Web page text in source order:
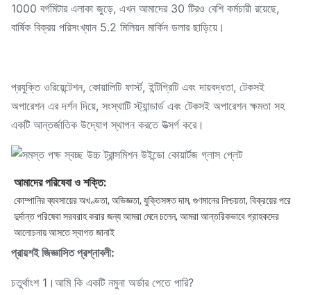
1000 বর্গমিটার এলাকা জুড়ে, এখন আমাদের 30 টিরও বেশি কর্মচারী রয়েছে,
বার্ষিক বিক্রয় পরিসংখ্যান 5.2 মিলিয়ন মার্কিন ডলার ছাড়িয়ে।
প্রযুক্তি ওরিয়েন্টেশন, কোয়ালিটি ফার্স্ট, ইন্টিগ্রিটি এবং দায়বদ্ধতা, টেকসই
অপারেশন এর দর্শন দিয়ে, সংস্থাটি স্ট্যান্ডার্ড এবং টেকসই অপারেশন ক্ষমতা সহ
একটি আন্তর্জাতিক উদ্যোগ স্থাপন করতে উত্সর্গ করে।
আমাদের পরিষেবা ও শক্তি:
কোম্পানির ব্যবসায়ের অখণ্ডতা, অভিজ্ঞতা, যুক্তিসঙ্গত দাম, গুণমানের নিশ্চয়তা, বিক্রয়ের পরে
দুর্দান্ত পরিষেবা সরবরাহ করার জন্য আমরা মেনে চলেন, আমরা আন্তরিকভাবে গ্রাহকদের
আলোচনায় আসতে স্বাগত জানাই
প্রায়শই জিজ্ঞাসিত প্রশ্নাবলী:
চতুর্থাংশ 1।আমি কি একটি নমুনা অর্ডার পেতে পারি?